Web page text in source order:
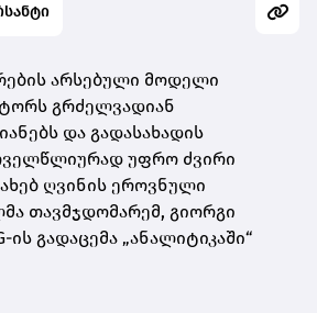
არსებული მოდელი
გრძელვადიან
და გადასახადის
უფრო ძვირი
ღვინის ეროვნული
თავმჯდომარემ, გიორგი
ის გადაცემა „ანალიტიკაში“